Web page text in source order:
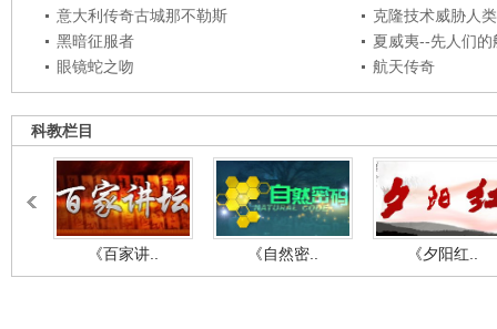
意大利传奇古城那不勒斯
克隆技术威胁人
黑暗征服者
夏威夷--先人们的
眼镜蛇之吻
航天传奇
科教栏目
《百家讲.. 《自然密.. 《夕阳红..